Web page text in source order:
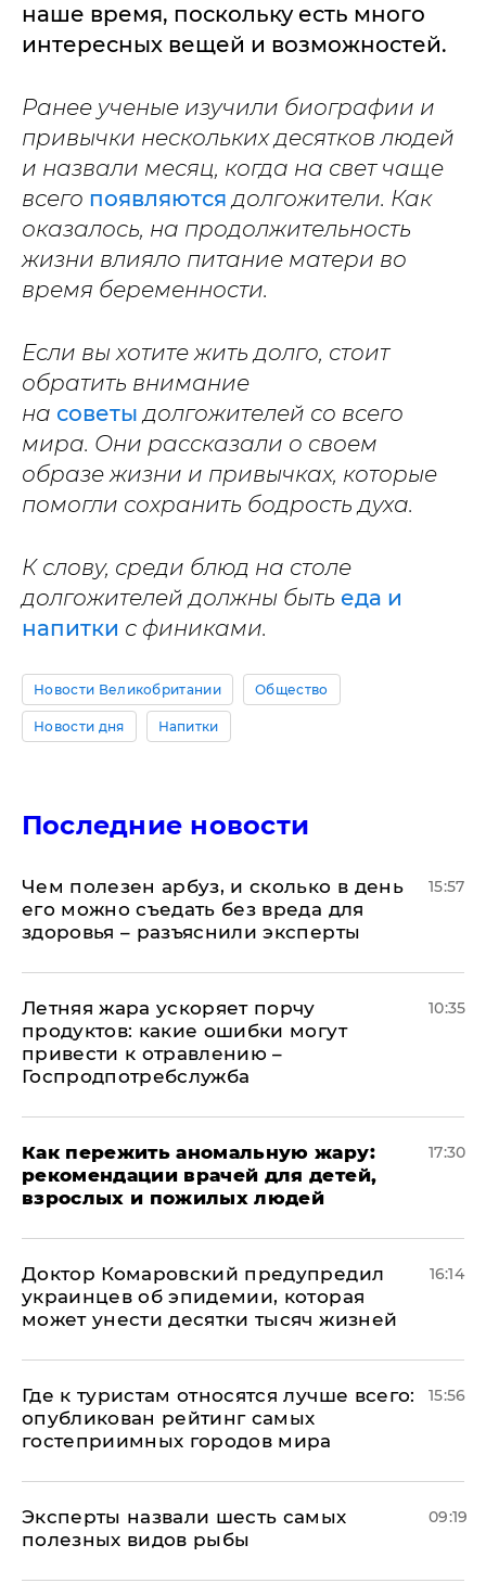
наше время, поскольку есть много
интересных вещей и возможностей.
Ранее ученые изучили биографии и
привычки нескольких десятков людей
и назвали месяц, когда на свет чаще
всего появляютсядолгожители. Как
оказалось, на продолжительность
жизни влияло питание матери во
время беременности.
Если вы хотите жить долго, стоит
обратить внимание
на советыдолгожителей со всего
мира. Они рассказали о своем
образе жизни и привычках, которые
помогли сохранить бодрость духа.
К слову, среди блюд на столе
долгожителей должны быть еда и
напитки с финиками.
Новости Великобритании Общество
Новости дня Напитки
Последние новости
Чем полезен арбуз, и сколько в день
его можно съедать без вреда для
здоровья – разъяснили эксперты
15:57
Летняя жара ускоряет порчу
продуктов: какие ошибки могут
привести к отравлению –
Госпродпотребслужба
10:35
Как пережить аномальную жару:
рекомендации врачей для детей,
взрослых и пожилых людей
17:30
Доктор Комаровский предупредил
украинцев об эпидемии, которая
может унести десятки тысяч жизней
16:14
Где к туристам относятся лучше всего:
опубликован рейтинг самых
гостеприимных городов мира
15:56
Эксперты назвали шесть самых
полезных видов рыбы
09:19